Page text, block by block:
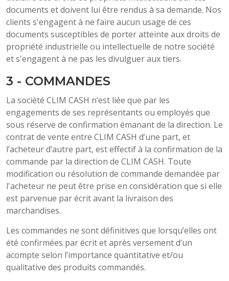
documents et doivent lui être rendus à sa demande. Nos
clients s'engagent à ne faire aucun usage de ces
documents susceptibles de porter atteinte aux droits de
propriété industrielle ou intellectuelle de notre société
et s'engagent à ne pas les divulguer aux tiers.
3 - COMMANDES
La société CLIM CASH n’est liée que par les
engagements de ses représentants ou employés que
sous réserve de confirmation émanant de la direction. Le
contrat de vente entre CLIM CASH d’une part, et
l’acheteur d’autre part, est effectif à la confirmation de la
commande par la direction de CLIM CASH. Toute
modification ou résolution de commande demandée par
l'acheteur ne peut être prise en considération que si elle
est parvenue par écrit avant la livraison des
marchandises.
Les commandes ne sont définitives que lorsqu’elles ont
été confirmées par écrit et après versement d’un
acompte selon l’importance quantitative et/ou
qualitative des produits commandés.